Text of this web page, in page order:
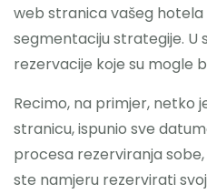
web stranica vašeg
segmentaciju strategije.
rezervacije koje su mogle
Recimo, na primjer, netko
stranicu, ispunio sve
procesa rezerviranja
ste namjeru rezervirati